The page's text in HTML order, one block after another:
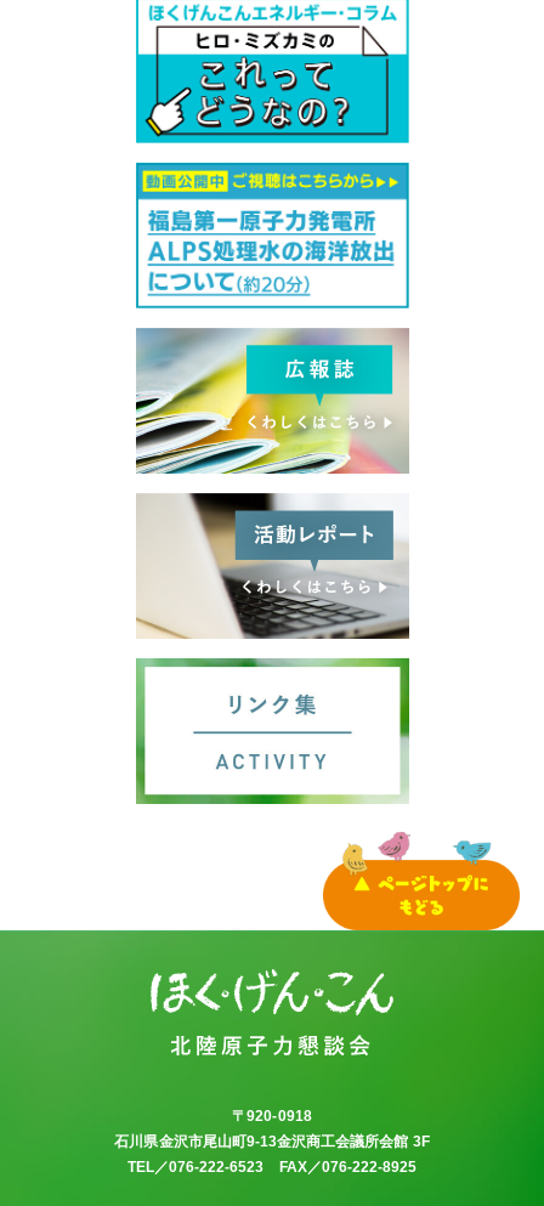
受付中のセミナー・講演会・見学会・イベント
サイトマップ
〒920-0918
石川県金沢市尾山町9-13金沢商工会議所会館 3F
TEL／076-222-6523 FAX／076-222-8925